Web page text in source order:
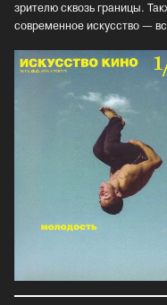
зрителю сквозь границы.
современное искусство —